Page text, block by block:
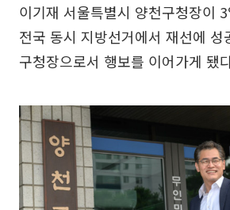
이기재 서울특별시 양천구청장이
전국 동시 지방선거에서 재선에 성
구청장으로서 행보를 이어가게 됐